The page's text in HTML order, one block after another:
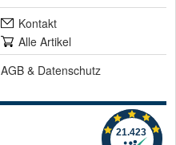
Kontakt
Alle Artikel
AGB & Datenschutz